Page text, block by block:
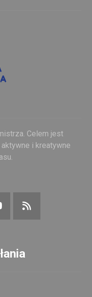
Celem jest
i kreatywne